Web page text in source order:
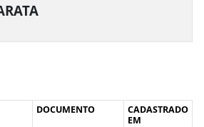
DOCUMENTO
CADASTRADO
EM